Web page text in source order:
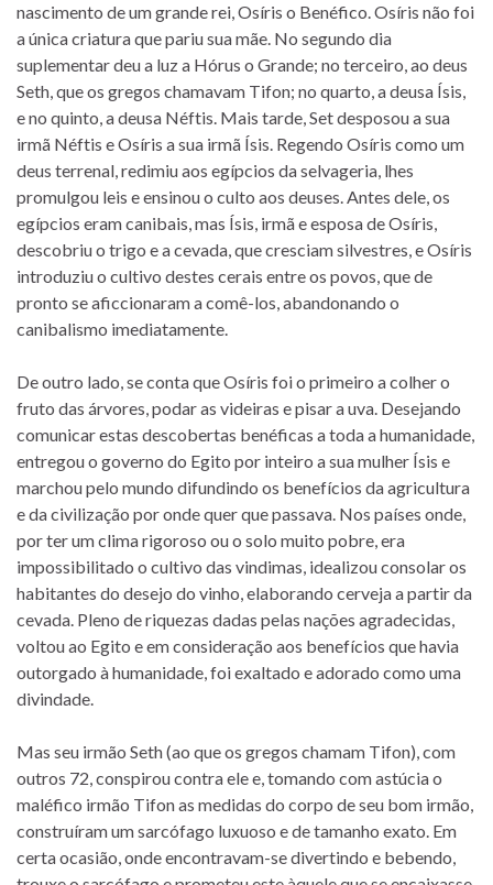
nascimento de um grande rei, Osíris o Benéfico. Osíris não foi
a única criatura que pariu sua mãe. No segundo dia
suplementar deu a luz a Hórus o Grande; no terceiro, ao deus
Seth, que os gregos chamavam Tifon; no quarto, a deusa Ísis,
e no quinto, a deusa Néftis. Mais tarde, Set desposou a sua
irmã Néftis e Osíris a sua irmã Ísis. Regendo Osíris como um
deus terrenal, redimiu aos egípcios da selvageria, lhes
promulgou leis e ensinou o culto aos deuses. Antes dele, os
egípcios eram canibais, mas Ísis, irmã e esposa de Osíris,
descobriu o trigo e a cevada, que cresciam silvestres, e Osíris
introduziu o cultivo destes cerais entre os povos, que de
pronto se aficcionaram a comê-los, abandonando o
canibalismo imediatamente.
De outro lado, se conta que Osíris foi o primeiro a colher o
fruto das árvores, podar as videiras e pisar a uva. Desejando
comunicar estas descobertas benéficas a toda a humanidade,
entregou o governo do Egito por inteiro a sua mulher Ísis e
marchou pelo mundo difundindo os benefícios da agricultura
e da civilização por onde quer que passava. Nos países onde,
por ter um clima rigoroso ou o solo muito pobre, era
impossibilitado o cultivo das vindimas, idealizou consolar os
habitantes do desejo do vinho, elaborando cerveja a partir da
cevada. Pleno de riquezas dadas pelas nações agradecidas,
voltou ao Egito e em consideração aos benefícios que havia
outorgado à humanidade, foi exaltado e adorado como uma
divindade.
Mas seu irmão Seth (ao que os gregos chamam Tifon), com
outros 72, conspirou contra ele e, tomando com astúcia o
maléfico irmão Tifon as medidas do corpo de seu bom irmão,
construíram um sarcófago luxuoso e de tamanho exato. Em
certa ocasião, onde encontravam-se divertindo e bebendo,